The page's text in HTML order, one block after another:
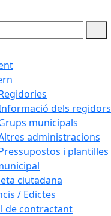
dels regidors
municipals
administracions
i plantilles
ciutadana
/ Edictes
de contractant